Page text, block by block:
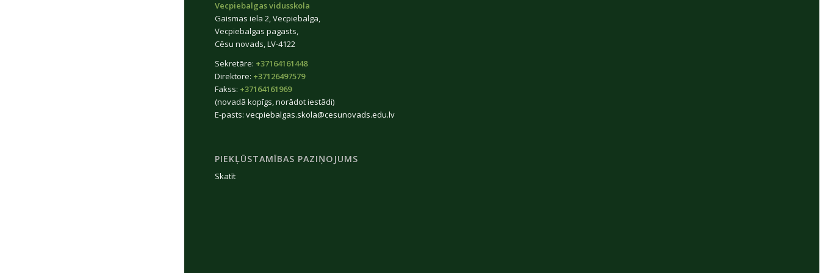
Vecpiebalgas vidusskola
Gaismas iela 2, Vecpiebalga,
Vecpiebalgas pagasts,
Cēsu novads, LV-4122
Sekretāre: +37164161448
Direktore: +37126497579
Fakss: +37164161969
(novadā kopīgs, norādot iestādi)
E-pasts: vecpiebalgas.skola@cesunovads.edu.lv
PIEKĻŪSTAMĪBAS PAZIŅOJUMS
Skatīt